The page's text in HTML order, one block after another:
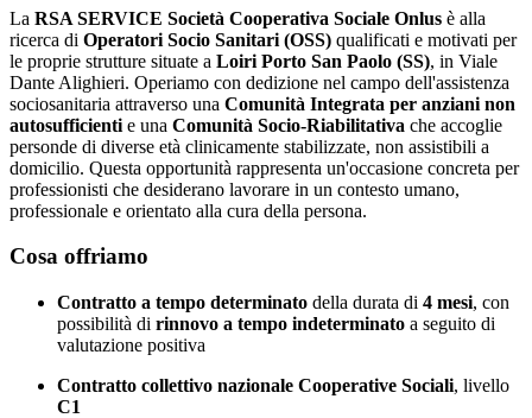
La RSA SERVICE Società Cooperativa Sociale Onlus è alla
ricerca di Operatori Socio Sanitari (OSS) qualificati e motivati per
le proprie strutture situate a Loiri Porto San Paolo (SS), in Viale
Dante Alighieri. Operiamo con dedizione nel campo dell'assistenza
sociosanitaria attraverso una Comunità Integrata per anziani non
autosufficienti e una Comunità Socio-Riabilitativa che accoglie
personde di diverse età clinicamente stabilizzate, non assistibili a
domicilio. Questa opportunità rappresenta un'occasione concreta per
professionisti che desiderano lavorare in un contesto umano,
professionale e orientato alla cura della persona.
Cosa offriamo
Contratto a tempo determinato della durata di 4 mesi, con
possibilità di rinnovo a tempo indeterminato a seguito di
valutazione positiva
Contratto collettivo nazionale Cooperative Sociali, livello
C1